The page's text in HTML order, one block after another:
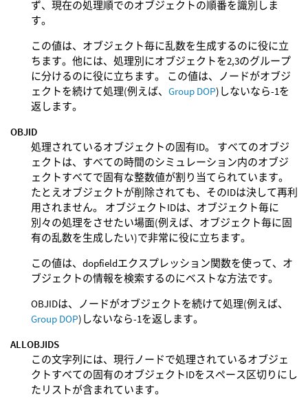
ず、現在の処理順でのオブジェクトの順番を識別しま
す。
この値は、オブジェクト毎に乱数を生成するのに役に立
ちます。他には、処理別にオブジェクトを2,3のグループ
に分けるのに役に立ちます。 この値は、ノードがオブジ
ェクトを続けて処理(例えば、 Group DOP)しないなら-1を
返します。
OBJID
処理されているオブジェクトの固有ID。 すべてのオブジ
ェクトは、すべての時間のシミュレーション内のオブジ
ェクトすべてで固有な整数値が割り当てられています。
たとえオブジェクトが削除されても、そのIDは決して再利
用されません。 オブジェクトIDは、オブジェクト毎に
別々の処理をさせたい場面(例えば、オブジェクト毎に固
有の乱数を生成したい)で非常に役に立ちます。
この値は、dopfieldエクスプレッション関数を使って、オ
ブジェクトの情報を検索するのにベストな方法です。
OBJIDは、ノードがオブジェクトを続けて処理(例えば、
Group DOP)しないなら-1を返します。
ALLOBJIDS
この文字列には、現行ノードで処理されているオブジェ
クトすべての固有のオブジェクトIDをスペース区切りにし
たリストが含まれています。